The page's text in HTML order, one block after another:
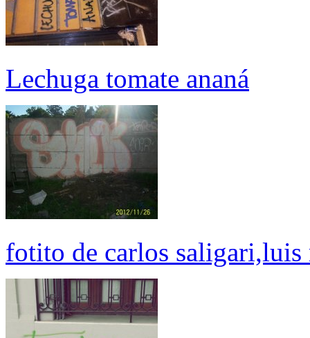
Lechuga tomate ananá
fotito de carlos